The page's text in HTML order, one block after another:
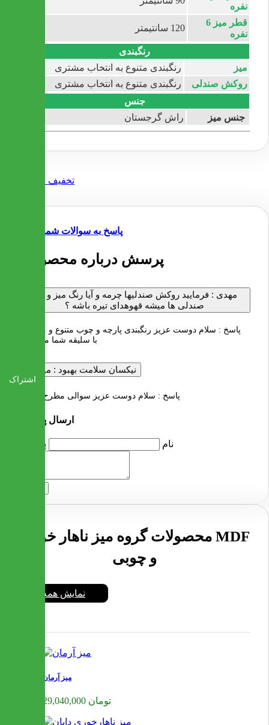
نفره
قطر میز 6
نفره
120 سانتیمتر
رنگبندی
میز
رنگبندی متنوع به انتخاب مشتری
روکش صندلی
رنگبندی متنوع به انتخاب مشتری
جنس
جنس میز
راش گرجستان
پاسخ به سوالات شما
2 پرسش درباره محصول
مهدی : فرمایید روکش صندلیها چرمه و آیا رنگ میز و پایه
صندلی ها میشه قهوهدای تیره باشه ؟
پاسخ : سلام دوست عزیز رنگبندی پارچه و چوب متنوع و متناسب
با سلیقه شما می باشد
نیکسان سلامت بهبود : میز تنها
پاسخ : سلام دوست عزیز سوالی مطرح نکردید
ارسال پرسش
نام پرسش
محصولات گروه میز ناهار خوری MDF
و چوبی
نمایش همه
میز آرمان
29,040,000 تومان
اشتراک